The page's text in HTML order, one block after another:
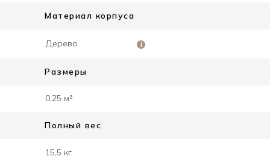
Материал корпуса
Дерево
Размеры
0,25 м³
Полный вес
15,5 кг
i